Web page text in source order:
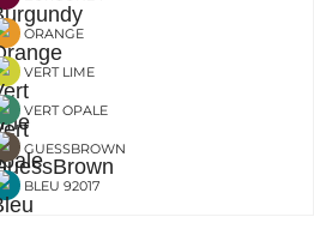
ORANGE
VERT LIME
VERT OPALE
GUESSBROWN
BLEU 92017